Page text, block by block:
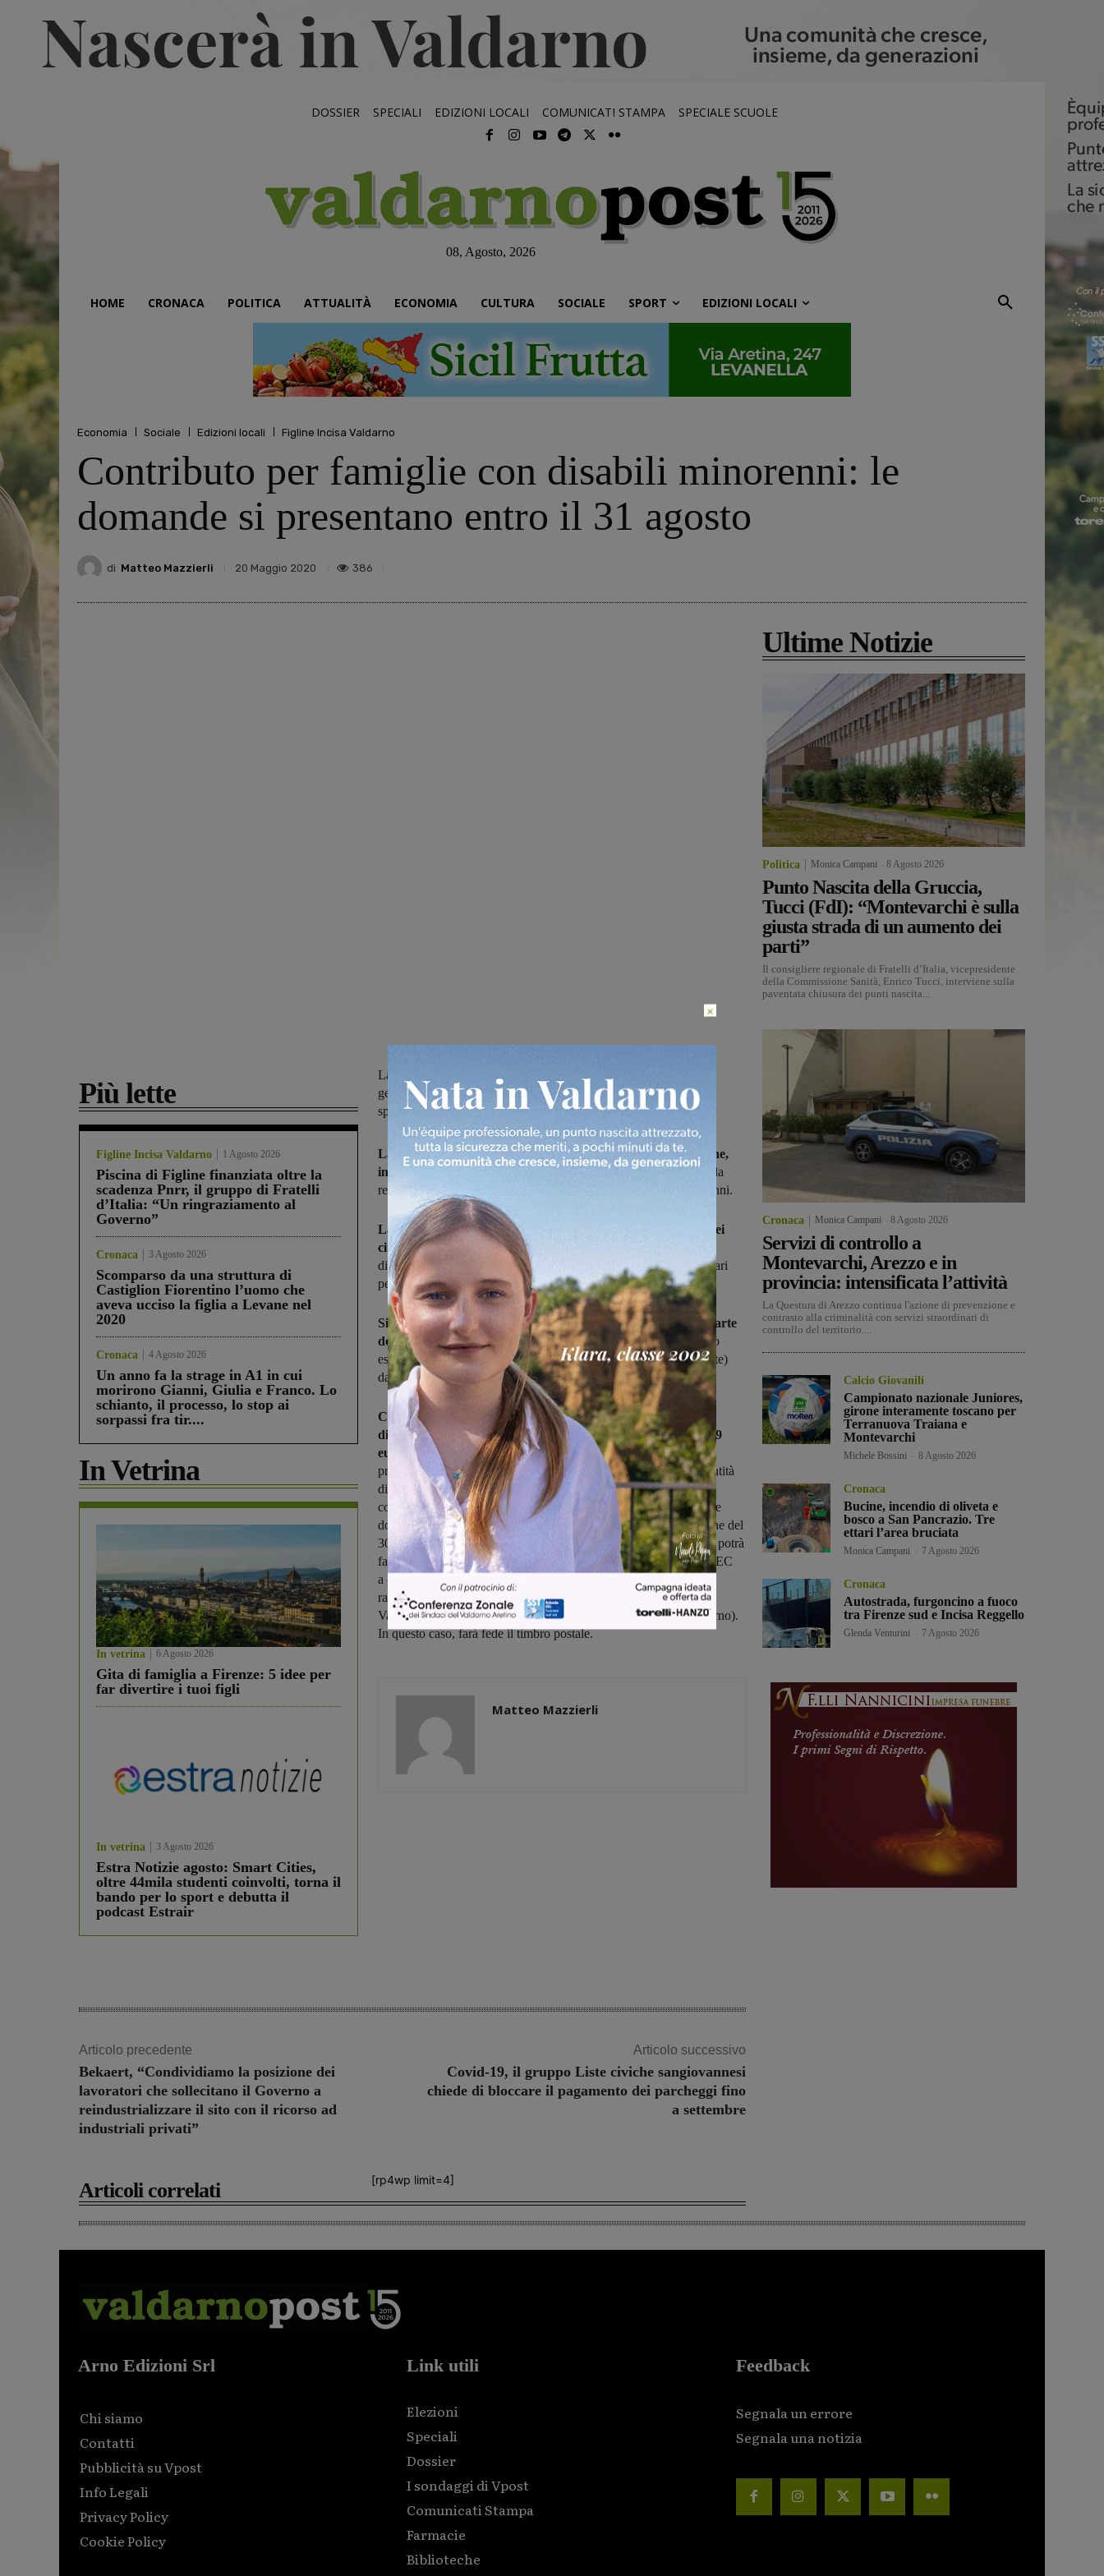
DOSSIER SPECIALI EDIZIONI LOCALI COMUNICATI STAMPA SPECIALE SCUOLE
08, Agosto, 2026
HOME CRONACA POLITICA ATTUALITÀ ECONOMIA CULTURA SOCIALE SPORT EDIZIONI LOCALI
Economia Sociale Edizioni locali Figline Incisa Valdarno
Contributo per famiglie con disabili minorenni: le
domande si presentano entro il 31 agosto
di Matteo Mazzierli 20 Maggio 2020 386
Più lette
Figline Incisa Valdarno 1 Agosto 2026
Piscina di Figline finanziata oltre la
scadenza Pnrr, il gruppo di Fratelli
d’Italia: “Un ringraziamento al
Governo”
Cronaca 3 Agosto 2026
Scomparso da una struttura di
Castiglion Fiorentino l’uomo che
aveva ucciso la figlia a Levane nel
2020
Cronaca 4 Agosto 2026
Un anno fa la strage in A1 in cui
morirono Gianni, Giulia e Franco. Lo
schianto, il processo, lo stop ai
sorpassi fra tir....
In Vetrina
In vetrina 6 Agosto 2026
Gita di famiglia a Firenze: 5 idee per
far divertire i tuoi figli
In vetrina 3 Agosto 2026
Estra Notizie agosto: Smart Cities,
oltre 44mila studenti coinvolti, torna il
bando per lo sport e debutta il
podcast Estrair
La Regione ha prolungato i termini di consegna, per consentire ai
genitori di procurarsi la documentazione richiesta. Alle famiglie
spettano 700 euro
La Regione Toscana ha posticipato al 31 agosto 2020 il termine,
inizialmente previsto per il 30 giugno, per presentare la domanda
relativa al contributo rivolto alle famiglie con figli disabili minorenni.
La decisione è stata presa per andare incontro alle esigenze dei
cittadiniche in questi ultimi mesi di emergenza hanno riscontrato
difficoltà con la preparazione e la consegna dei documenti necessari
per richiedere il contributo annuale di700 euro.
Si ricorda che il genitore che presenta la domanda deve far parte
dello stesso nucleo familiare del figlio disabile, entrambi devono
essere residenti in Toscana (in strutture non occupate abusivamente)
da almeno 24 mesi ed in modo continuativo.
Chi richiede il contributo, inoltre, deve essere in possesso
di attestazione ISEE valida per il 2020 non superiore ai 29.999
euro . La richiesta dovrà essere presentata sul modulo
predisposto (scaricabile qui) accompagnato dal documento di identità
di chi sottoscrive la domanda e dalla certificazione che attesta la
condizione di handicap grave. Saranno considerate valide anche le
domande presentate con il modulo che riporta il precedente termine del
30 giugno. Chi volesse consegnare la documentazione necessaria potrà
farlo tramite mail all’indirizzoprotocollo@comunefiv.it , tramite PEC
a comune.figlineincisa@
raccomandata A/R (indirizzandola al Comune di Figline e Incisa
Valdarno, piazza del Municipio, 5 – 50063 Figline e Incisa Valdarno).
In questo caso, farà fede il timbro postale.
Matteo Mazzierli
Articolo precedente
Bekaert, “Condividiamo la posizione dei
lavoratori che sollecitano il Governo a
reindustrializzare il sito con il ricorso ad
industriali privati”
Articolo successivo
Covid-19, il gruppo Liste civiche sangiovannesi
chiede di bloccare il pagamento dei parcheggi fino
a settembre
[rp4wp limit=4]
Articoli correlati
Ultime Notizie
Politica Monica Campani 8 Agosto 2026
Punto Nascita della Gruccia,
Tucci (FdI): “Montevarchi è sulla
giusta strada di un aumento dei
parti”
Il consigliere regionale di Fratelli d’Italia, vicepresidente
della Commissione Sanità, Enrico Tucci, interviene sulla
paventata chiusura dei punti nascita...
Cronaca Monica Campani 8 Agosto 2026
Servizi di controllo a
Montevarchi, Arezzo e in
provincia: intensificata l’attività
La Questura di Arezzo continua l'azione di prevenzione e
contrasto alla criminalità con servizi straordinari di
controllo del territorio....
Calcio Giovanili
Campionato nazionale Juniores,
girone interamente toscano per
Terranuova Traiana e
Montevarchi
Michele Bossini 8 Agosto 2026
Cronaca
Bucine, incendio di oliveta e
bosco a San Pancrazio. Tre
ettari l’area bruciata
Monica Campani 7 Agosto 2026
Cronaca
Autostrada, furgoncino a fuoco
tra Firenze sud e Incisa Reggello
Glenda Venturini 7 Agosto 2026
Arno Edizioni Srl
Chi siamo
Contatti
Pubblicità su Vpost
Info Legali
Privacy Policy
Cookie Policy
Link utili
Elezioni
Speciali
Dossier
I sondaggi di Vpost
Comunicati Stampa
Farmacie
Biblioteche
Feedback
Segnala un errore
Segnala una notizia
×